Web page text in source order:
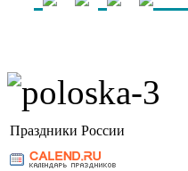
Праздники России